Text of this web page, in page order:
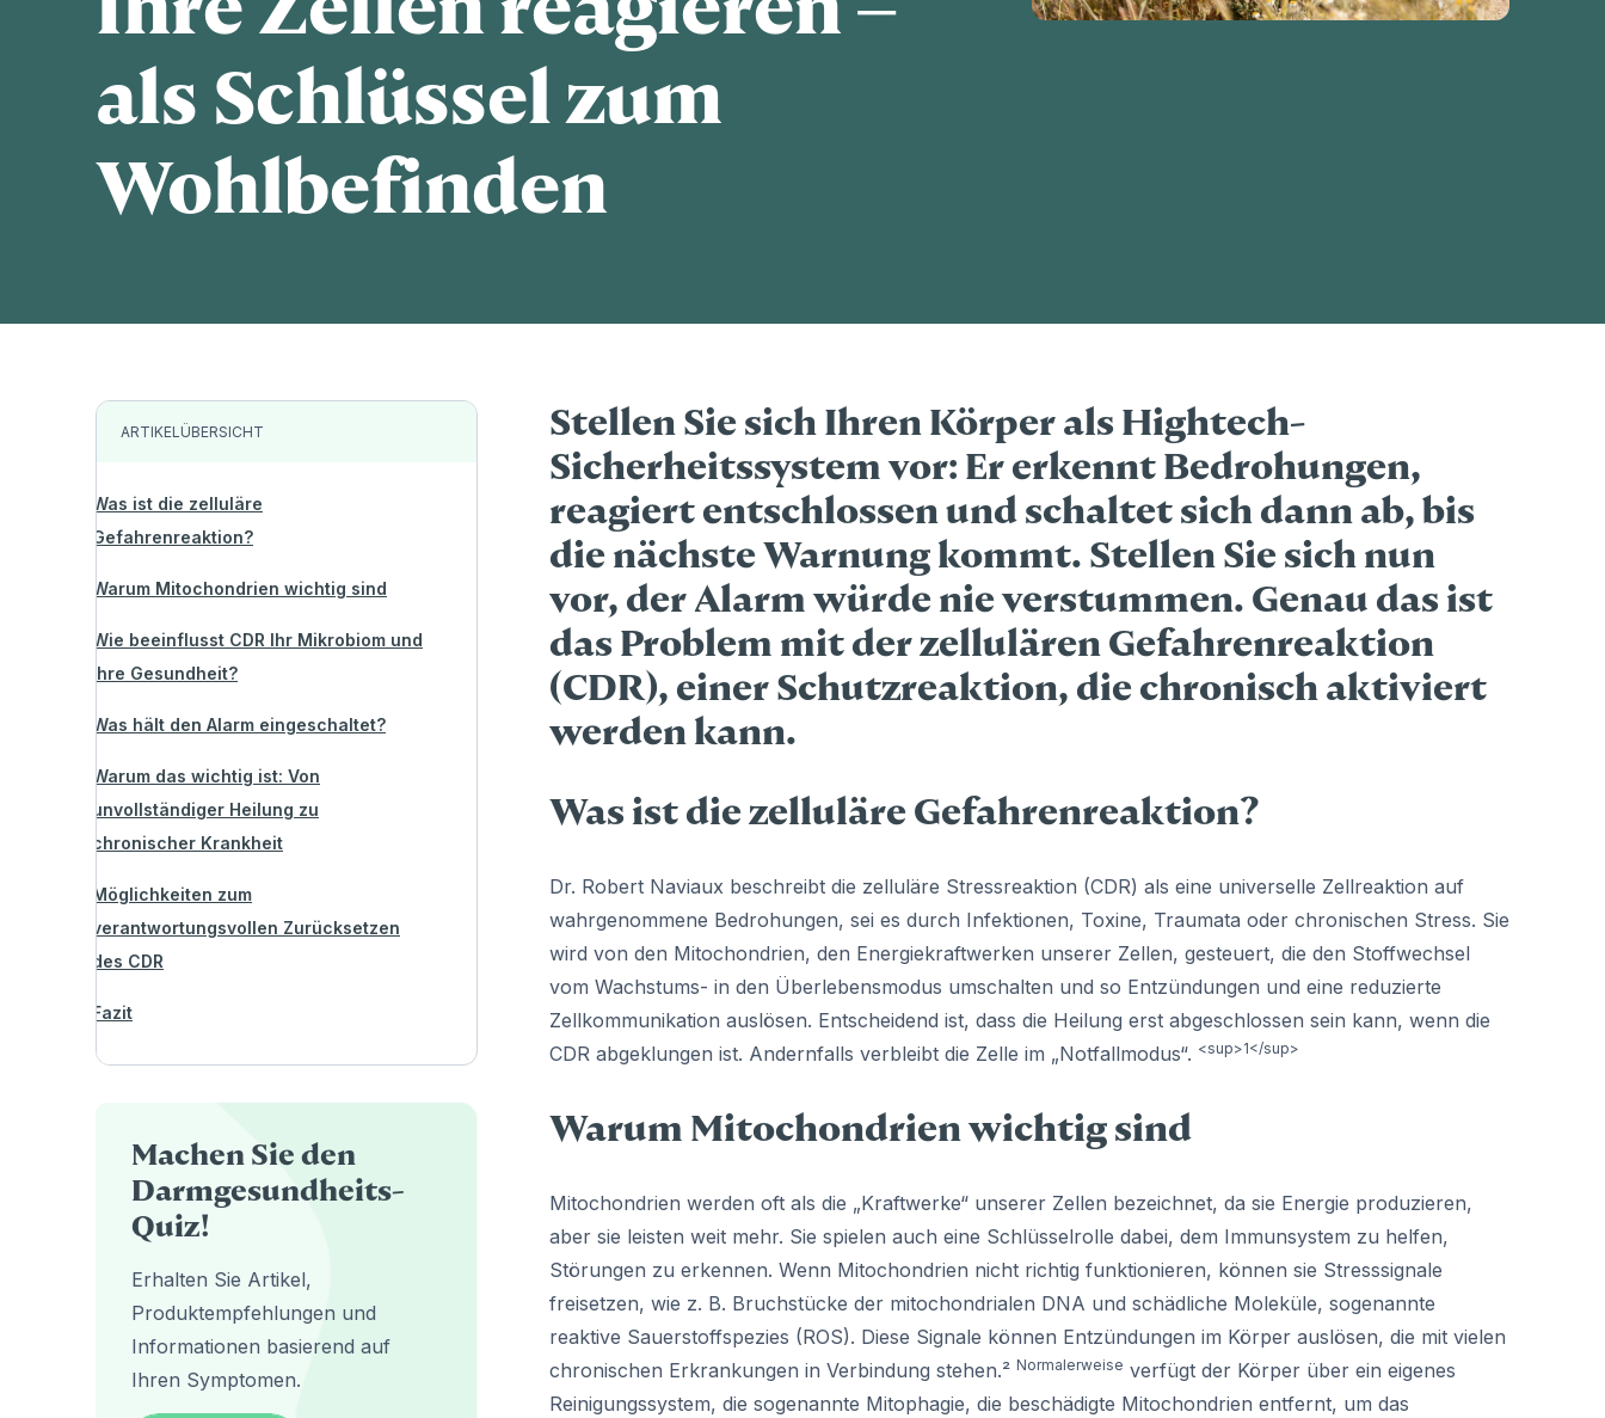
als Schlüssel zum
Wohlbefinden
ARTIKELÜBERSICHT
Was ist die zelluläre
Gefahrenreaktion?
Warum Mitochondrien wichtig sind
Wie beeinflusst CDR Ihr Mikrobiom und
Ihre Gesundheit?
Was hält den Alarm eingeschaltet?
Warum das wichtig ist: Von
unvollständiger Heilung zu
chronischer Krankheit
Möglichkeiten zum
verantwortungsvollen Zurücksetzen
des CDR
Fazit
Machen Sie den
Darmgesundheits-
Quiz!
Erhalten Sie Artikel,
Produktempfehlungen und
Informationen basierend auf
Ihren Symptomen.
Stellen Sie sich Ihren Körper als Hightech-
Sicherheitssystem vor: Er erkennt Bedrohungen,
reagiert entschlossen und schaltet sich dann ab, bis
die nächste Warnung kommt. Stellen Sie sich nun
vor, der Alarm würde nie verstummen. Genau das ist
das Problem mit der zellulären Gefahrenreaktion
(CDR), einer Schutzreaktion, die chronisch aktiviert
werden kann.
Was ist die zelluläre Gefahrenreaktion?
Dr. Robert Naviaux beschreibt die zelluläre Stressreaktion (CDR) als eine universelle Zellreaktion auf
wahrgenommene Bedrohungen, sei es durch Infektionen, Toxine, Traumata oder chronischen Stress. Sie
wird von den Mitochondrien, den Energiekraftwerken unserer Zellen, gesteuert, die den Stoffwechsel
vom Wachstums- in den Überlebensmodus umschalten und so Entzündungen und eine reduzierte
Zellkommunikation auslösen. Entscheidend ist, dass die Heilung erst abgeschlossen sein kann, wenn die
CDR abgeklungen ist. Andernfalls verbleibt die Zelle im „Notfallmodus“. <sup>1</sup>
Warum Mitochondrien wichtig sind
Mitochondrien werden oft als die „Kraftwerke“ unserer Zellen bezeichnet, da sie Energie produzieren,
aber sie leisten weit mehr. Sie spielen auch eine Schlüsselrolle dabei, dem Immunsystem zu helfen,
Störungen zu erkennen. Wenn Mitochondrien nicht richtig funktionieren, können sie Stresssignale
freisetzen, wie z. B. Bruchstücke der mitochondrialen DNA und schädliche Moleküle, sogenannte
reaktive Sauerstoffspezies (ROS). Diese Signale können Entzündungen im Körper auslösen, die mit vielen
chronischen Erkrankungen in Verbindung stehen.² Normalerweise verfügt der Körper über ein eigenes
Reinigungssystem, die sogenannte Mitophagie, die beschädigte Mitochondrien entfernt, um das